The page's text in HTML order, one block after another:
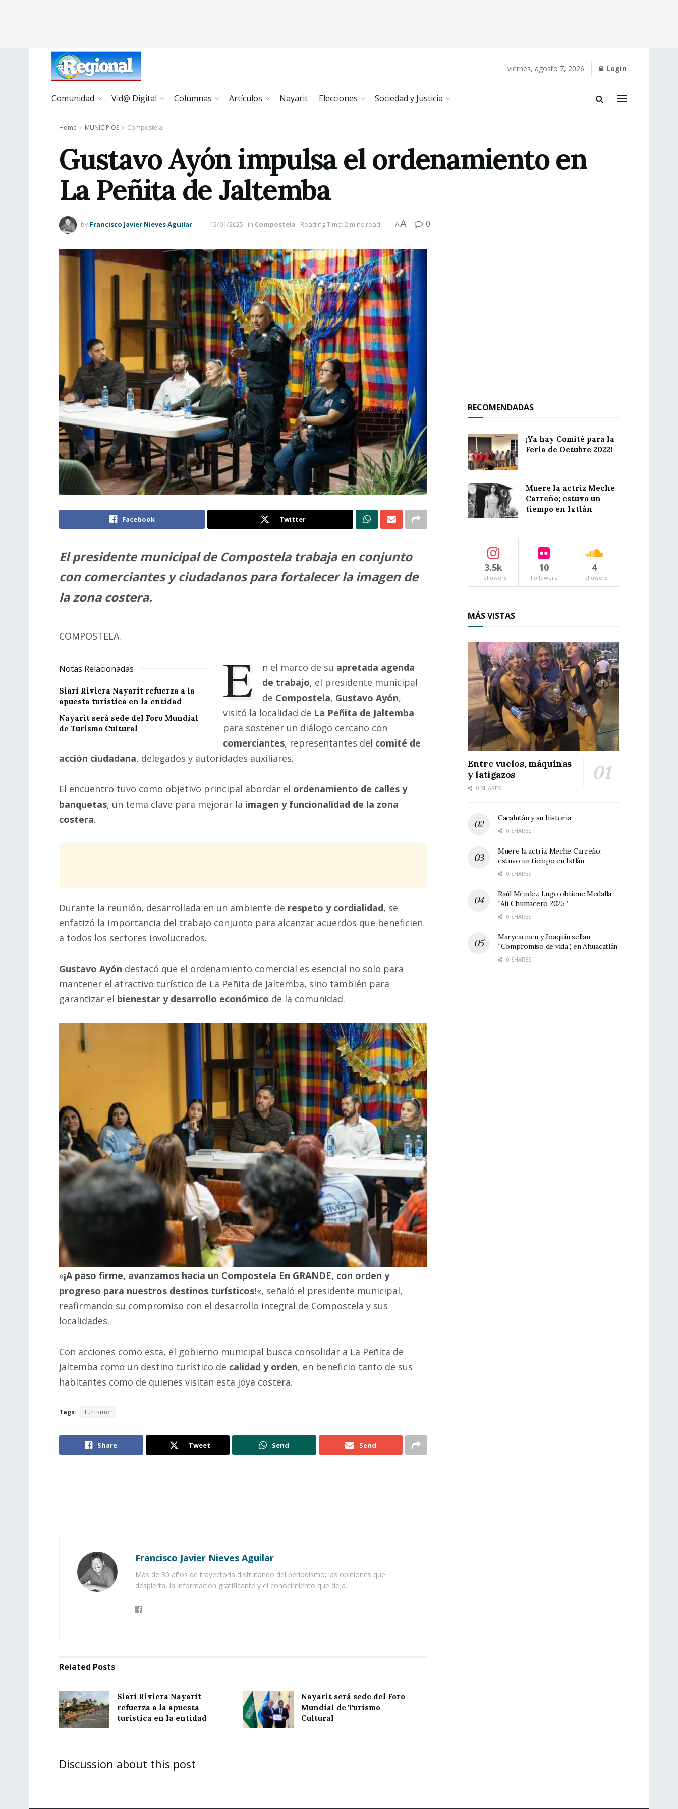
viernes, agosto 7, 2026 Login
Comunidad Vid@ Digital Columnas Artículos Nayarit Elecciones Sociedad y Justicia
Home MUNICIPIOS Compostela
Gustavo Ayón impulsa el ordenamiento en
La Peñita de Jaltemba
by Francisco Javier Nieves Aguilar 15/01/2025 in Compostela Reading Time: 2 mins read AA 0
Facebook Twitter
El presidente municipal de Compostela trabaja en conjunto
con comerciantes y ciudadanos para fortalecer la imagen de
la zona costera.
COMPOSTELA.
Notas Relacionadas
Siari Riviera Nayarit refuerza a la
apuesta turística en la entidad
Nayarit será sede del Foro Mundial
de Turismo Cultural
E n el marco de su apretada agenda
de trabajo, el presidente municipal
de Compostela, Gustavo Ayón,
visitó la localidad de La Peñita de Jaltemba
para sostener un diálogo cercano con
comerciantes, representantes del comité de
acción ciudadana, delegados y autoridades auxiliares.
El encuentro tuvo como objetivo principal abordar el ordenamiento de calles y
banquetas, un tema clave para mejorar la imagen y funcionalidad de la zona
costera.
Durante la reunión, desarrollada en un ambiente de respeto y cordialidad, se
enfatizó la importancia del trabajo conjunto para alcanzar acuerdos que beneficien
a todos los sectores involucrados.
Gustavo Ayón destacó que el ordenamiento comercial es esencial no solo para
mantener el atractivo turístico de La Peñita de Jaltemba, sino también para
garantizar el bienestar y desarrollo económico de la comunidad.
«¡A paso firme, avanzamos hacia un Compostela En GRANDE, con orden y
progreso para nuestros destinos turísticos!«, señaló el presidente municipal,
reafirmando su compromiso con el desarrollo integral de Compostela y sus
localidades.
Con acciones como esta, el gobierno municipal busca consolidar a La Peñita de
Jaltemba como un destino turístico de calidad y orden, en beneficio tanto de sus
habitantes como de quienes visitan esta joya costera.
Tags: turismo
Share Tweet Send Send
Francisco Javier Nieves Aguilar
Más de 30 años de trayectoria disfrutando del periodismo; las opiniones que
despierta, la información gratificante y el conocimiento que deja.
Related Posts
Siari Riviera Nayarit
refuerza a la apuesta
turística en la entidad
Nayarit será sede del Foro
Mundial de Turismo
Cultural
Discussion about this post
RECOMENDADAS
¡Ya hay Comité para la
Feria de Octubre 2022!
Muere la actriz Meche
Carreño; estuvo un
tiempo en Ixtlán
3.5k
Followers
10
Followers
4
Followers
MÁS VISTAS
Entre vuelos, máquinas
y latigazos
0 SHARES
Cacalután y su historia
0 SHARES
Muere la actriz Meche Carreño;
estuvo un tiempo en Ixtlán
0 SHARES
Raúl Méndez Lugo obtiene Medalla
“Alí Chumacero 2025”
0 SHARES
Marycarmen y Joaquín sellan
“Compromiso de vida”, en Ahuacatlán
0 SHARES